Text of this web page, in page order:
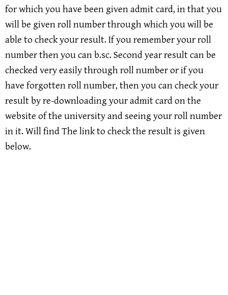
for which you have been given admit card, in that you
will be given roll number through which you will be
able to check your result. If you remember your roll
number then you can b.sc. Second year result can be
checked very easily through roll number or if you
have forgotten roll number, then you can check your
result by re-downloading your admit card on the
website of the university and seeing your roll number
in it. Will find The link to check the result is given
below.